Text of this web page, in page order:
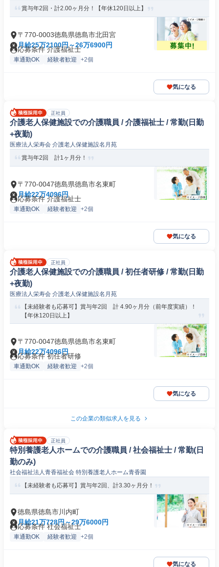
賞与年2回・計2.00ヶ月分！【年休120日以上】
〒770-0003徳島県徳島市北田宮
月給25万2100円～26万6900円
応募条件 介護福祉士
車通勤OK 経験者歓迎 +2個
気になる
正社員
介護老人保健施設での介護職員 / 介護福祉士 / 常勤(日勤
+夜勤)
医療法人栄寿会 介護老人保健施設名月苑
賞与年2回 計1ヶ月分！
〒770-0047徳島県徳島市名東町
月給22万4096円
応募条件 介護福祉士
車通勤OK 経験者歓迎 +2個
気になる
正社員
介護老人保健施設での介護職員 / 初任者研修 / 常勤(日勤
+夜勤)
医療法人栄寿会 介護老人保健施設名月苑
【未経験者も応募可】賞与年2回 計 4.90ヶ月分（前年度実績）！
【年休120日以上】
〒770-0047徳島県徳島市名東町
月給22万4096円
応募条件 初任者研修
車通勤OK 経験者歓迎 +2個
気になる
この企業の類似求人を見る
正社員
特別養護老人ホームでの介護職員 / 社会福祉士 / 常勤(日
勤のみ)
社会福祉法人青香福祉会 特別養護老人ホーム青香園
【未経験者も応募可】賞与年2回、計3.30ヶ月分！
徳島県徳島市川内町
月給21万728円～29万6000円
応募条件 社会福祉士
車通勤OK 経験者歓迎 +2個
気になる